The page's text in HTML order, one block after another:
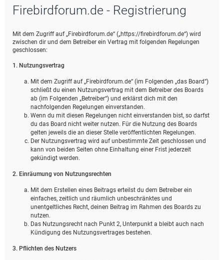
Firebirdforum.de - Registrierung
Mit dem Zugriff auf „Firebirdforum.de“ („https://firebirdforum.de“) wird
zwischen dir und dem Betreiber ein Vertrag mit folgenden Regelungen
geschlossen:
1. Nutzungsvertrag
Mit dem Zugriff auf „Firebirdforum.de“ (im Folgenden „das Board“)
schließt du einen Nutzungsvertrag mit dem Betreiber des Boards
ab (im Folgenden „Betreiber“) und erklärst dich mit den
nachfolgenden Regelungen einverstanden.
Wenn du mit diesen Regelungen nicht einverstanden bist, so darfst
du das Board nicht weiter nutzen. Für die Nutzung des Boards
gelten jeweils die an dieser Stelle veröffentlichten Regelungen.
Der Nutzungsvertrag wird auf unbestimmte Zeit geschlossen und
kann von beiden Seiten ohne Einhaltung einer Frist jederzeit
gekündigt werden.
2. Einräumung von Nutzungsrechten
Mit dem Erstellen eines Beitrags erteilst du dem Betreiber ein
einfaches, zeitlich und räumlich unbeschränktes und
unentgeltliches Recht, deinen Beitrag im Rahmen des Boards zu
nutzen.
Das Nutzungsrecht nach Punkt 2, Unterpunkt a bleibt auch nach
Kündigung des Nutzungsvertrages bestehen.
3. Pflichten des Nutzers